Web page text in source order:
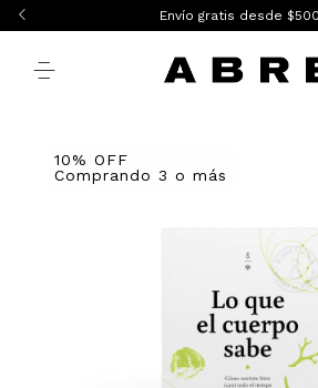
Envío gratis desde
10% OFF
Comprando 3 o más